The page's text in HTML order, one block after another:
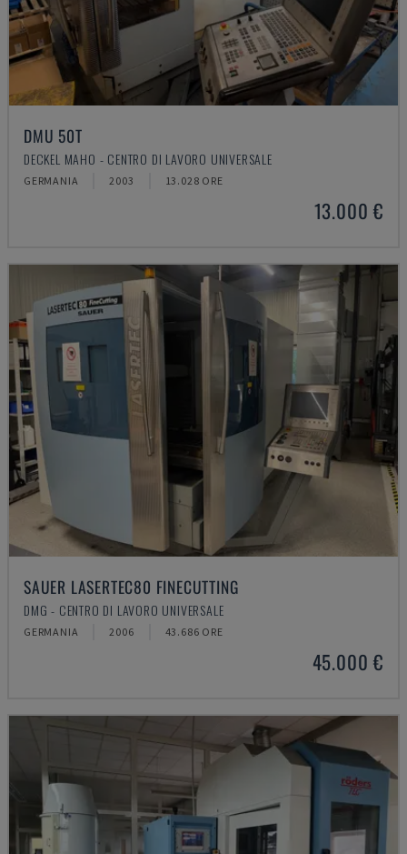
DMU 50T
DECKEL MAHO - CENTRO DI LAVORO UNIVERSALE
GERMANIA 2003 13.028 ORE
13.000 €
SAUER LASERTEC80 FINECUTTING
DMG - CENTRO DI LAVORO UNIVERSALE
GERMANIA 2006 43.686 ORE
45.000 €